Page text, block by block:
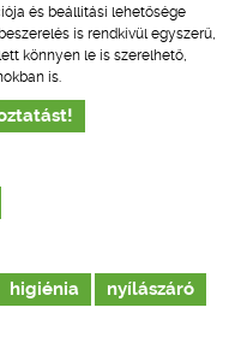
és beállítási lehetősége
is rendkívül egyszerű,
könnyen le is szerelhető,
is.
higiénia nyílászáró